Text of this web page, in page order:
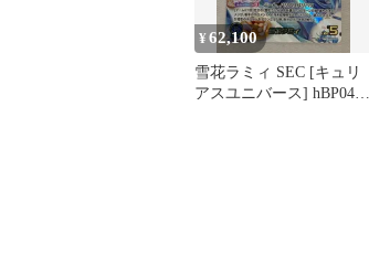
¥62,100
雪花ラミィ SEC [キュリ
アスユニバース] hBP04-